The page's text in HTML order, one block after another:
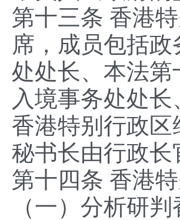
第十三条 香港
席，成员包括
处处长、本法
入境事务处处
香港特别行政
秘书长由行政
第十四条 香港
（一）分析研